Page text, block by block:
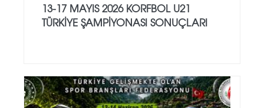
13-17 MAYIS 2026 KORFBOL U21
TÜRKİYE ŞAMPİYONASI SONUÇLARI